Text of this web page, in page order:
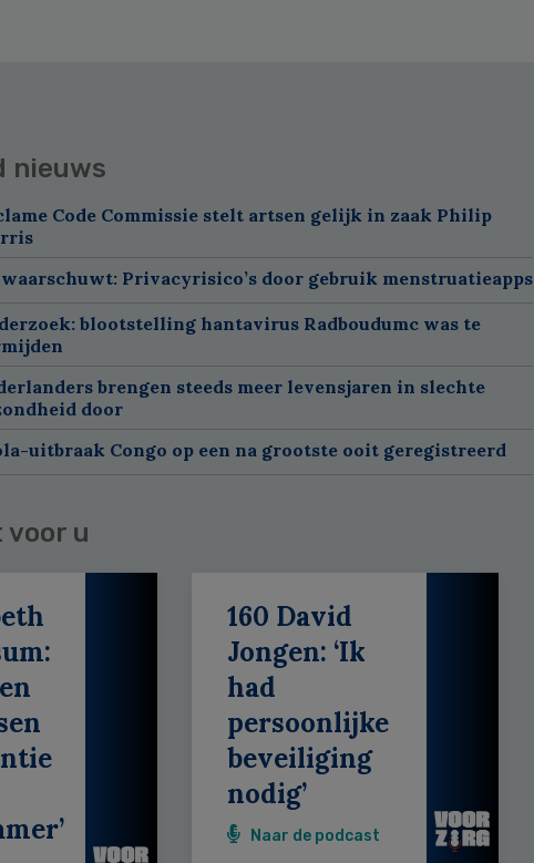
nieuws
Code Commissie stelt artsen gelijk in zaak Philip
waarschuwt: Privacyrisico’s door gebruik menstruatieapps
blootstelling hantavirus Radboudumc was te
brengen steeds meer levensjaren in slechte
door
uitbraak Congo op een na grootste ooit geregistreerd
u
160 David
Jongen: ‘Ik
had
persoonlijke
beveiliging
nodig’
Naar de podcast